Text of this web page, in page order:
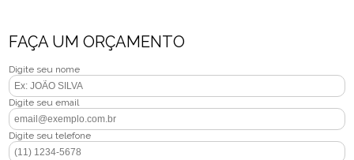
FAÇA UM ORÇAMENTO
Digite seu nome
Digite seu email
Digite seu telefone